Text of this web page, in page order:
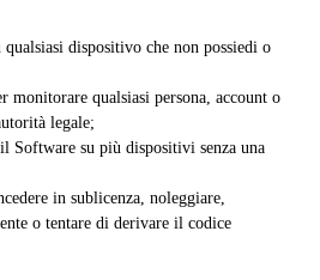
dispositivo che non possiedi o
qualsiasi persona, account o
legale;
Software su più dispositivi senza una
in sublicenza, noleggiare,
o tentare di derivare il codice